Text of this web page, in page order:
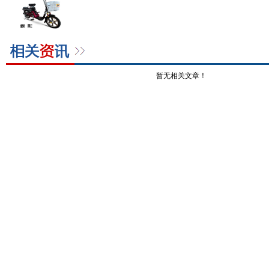
暂无相关文章！